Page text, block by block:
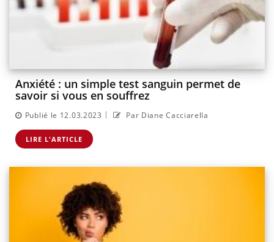
Anxiété : un simple test sanguin permet de
savoir si vous en souffrez
Publié le 12.03.2023 | Par Diane Cacciarella
LIRE L'ARTICLE